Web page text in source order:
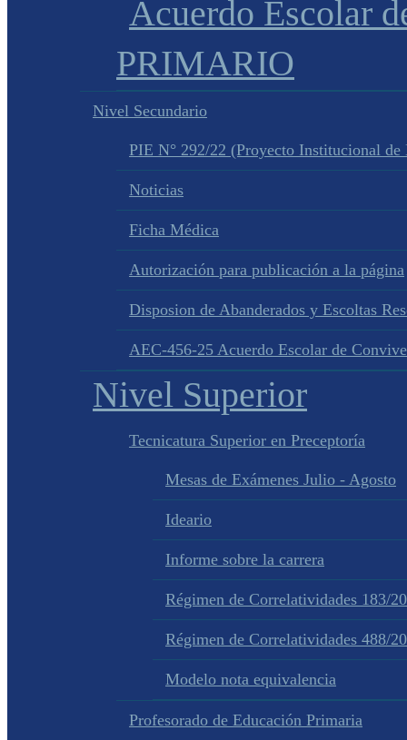
Acuerdo Escolar
PRIMARIO
Nivel Secundario
PIE N° 292/22 (Proyecto Institucional de
Noticias
Ficha Médica
Autorización para publicación a la página
Disposion de Abanderados y Escoltas
AEC-456-25 Acuerdo Escolar de
Nivel Superior
Tecnicatura Superior en Preceptoría
Mesas de Exámenes Julio - Agosto
Ideario
Informe sobre la carrera
Régimen de Correlatividades 183/
Régimen de Correlatividades 488/
Modelo nota equivalencia
Profesorado de Educación Primaria